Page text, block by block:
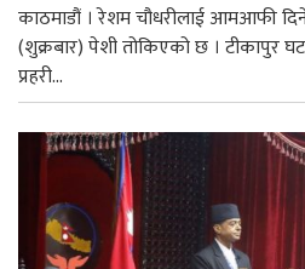
काठमाडौं । रेशम चौधरीलाई आमआफी
(शुक्रबार) पेशी तोकिएको छ । टीकापुर
प्रहरी...